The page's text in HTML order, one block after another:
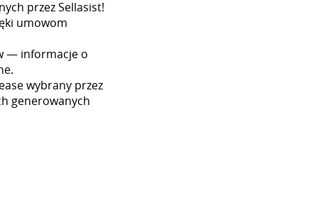
przez Sellasist!
umowom
— informacje o
wybrany przez
generowanych